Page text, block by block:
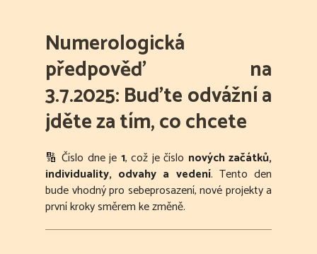
Numerologická
předpověď na
3.7.2025:Buďte odvážní a
jděte za tím, co chcete
🔢 Číslo dne je 1, což je číslo nových začátků,
individuality, odvahy a vedení. Tento den
bude vhodný pro sebeprosazení, nové projekty a
první kroky směrem ke změně.